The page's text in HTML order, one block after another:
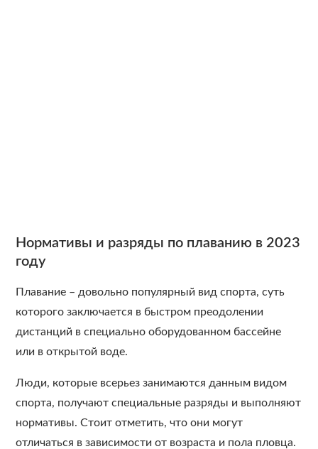
Нормативы и разряды по плаванию в 2023
году
Плавание – довольно популярный вид спорта, суть
которого заключается в быстром преодолении
дистанций в специально оборудованном бассейне
или в открытой воде.
Люди, которые всерьез занимаются данным видом
спорта, получают специальные разряды и выполняют
нормативы. Стоит отметить, что они могут
отличаться в зависимости от возраста и пола пловца.